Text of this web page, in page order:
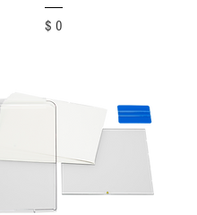
Precio
$ 0